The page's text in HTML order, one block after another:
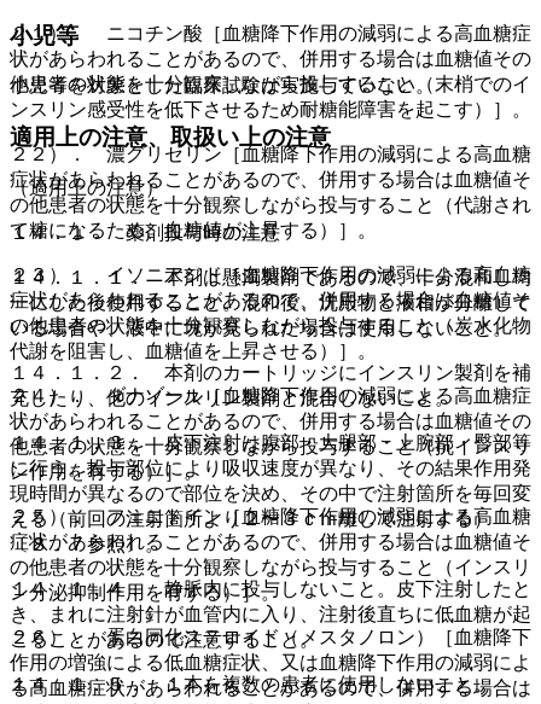
小児等
小児等を対象とした臨床試験は実施していない。
適用上の注意、取扱い上の注意
（適用上の注意）
１４．１． 薬剤投与時の注意
１４．１．１． 本剤は懸濁製剤であるので、十分混和し均
一にした後使用すること。混和後、沈殿物と液相が分離して
いる場合や、液中に塊が見られた場合は使用しないこと。
１４．１．２． 本剤のカートリッジにインスリン製剤を補
充したり、他のインスリン製剤と混合しないこと。
１４．１．３． 皮下注射は腹部・大腿部・上腕部・臀部等
に行う。投与部位により吸収速度が異なり、その結果作用発
現時間が異なるので部位を決め、その中で注射箇所を毎回変
える（前回の注射箇所より２〜３ｃｍ離して注射する）
〔８．７参照〕。
１４．１．４． 静脈内に投与しないこと。皮下注射したと
き、まれに注射針が血管内に入り、注射後直ちに低血糖が起
こることがあるので注意すること。
１４．１．５． １本を複数の患者に使用しないこと。
２１）． ニコチン酸［血糖降下作用の減弱による高血糖症
状があらわれることがあるので、併用する場合は血糖値その
他患者の状態を十分観察しながら投与すること（末梢でのイ
ンスリン感受性を低下させるため耐糖能障害を起こす）］。
２２）． 濃グリセリン［血糖降下作用の減弱による高血糖
症状があらわれることがあるので、併用する場合は血糖値そ
の他患者の状態を十分観察しながら投与すること（代謝され
て糖になるため、血糖値が上昇する）］。
２３）． イソニアジド［血糖降下作用の減弱による高血糖
症状があらわれることがあるので、併用する場合は血糖値そ
の他患者の状態を十分観察しながら投与すること（炭水化物
代謝を阻害し、血糖値を上昇させる）］。
２４）． ダナゾール［血糖降下作用の減弱による高血糖症
状があらわれることがあるので、併用する場合は血糖値その
他患者の状態を十分観察しながら投与すること（抗インスリ
ン作用を有する）］。
２５）． フェニトイン［血糖降下作用の減弱による高血糖
症状があらわれることがあるので、併用する場合は血糖値そ
の他患者の状態を十分観察しながら投与すること（インスリ
ン分泌抑制作用を有する）］。
２６）． 蛋白同化ステロイド（メスタノロン）［血糖降下
作用の増強による低血糖症状、又は血糖降下作用の減弱によ
る高血糖症状があらわれることがあるので、併用する場合は